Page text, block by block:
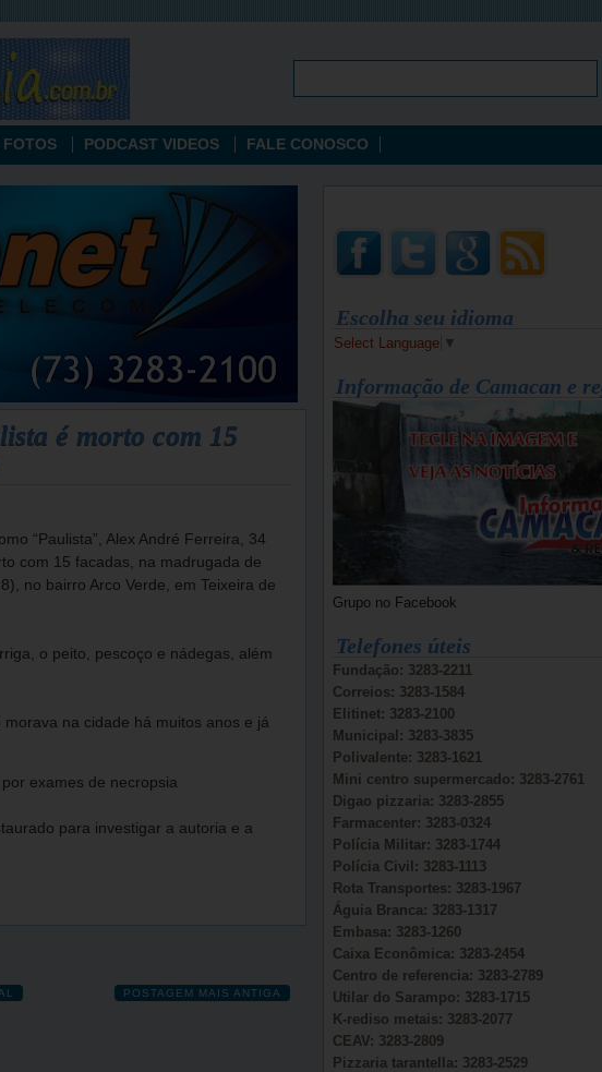
FOTOS PODCAST VIDEOS FALE CONOSCO
é morto com 15
“Paulista”, Alex André Ferreira, 34
com 15 facadas, na madrugada de
no bairro Arco Verde, em Teixeira de
o peito, pescoço e nádegas, além
na cidade há muitos anos e já
exames de necropsia
para investigar a autoria e a
POSTAGEM MAIS ANTIGA
Escolha seu idioma
Select Language ▼
Informação de Camacan e
Grupo no Facebook
Telefones úteis
Fundação: 3283-2211
Correios: 3283-1584
Elitinet: 3283-2100
Municipal: 3283-3835
Polivalente: 3283-1621
Mini centro supermercado: 3283-2761
Digao pizzaria: 3283-2855
Farmacenter: 3283-0324
Polícia Militar: 3283-1744
Polícia Civil: 3283-1113
Rota Transportes: 3283-1967
Águia Branca: 3283-1317
Embasa: 3283-1260
Caixa Econômica: 3283-2454
Centro de referencia: 3283-2789
Utilar do Sarampo: 3283-1715
K-rediso metais: 3283-2077
CEAV: 3283-2809
Pizzaria tarantella: 3283-2529